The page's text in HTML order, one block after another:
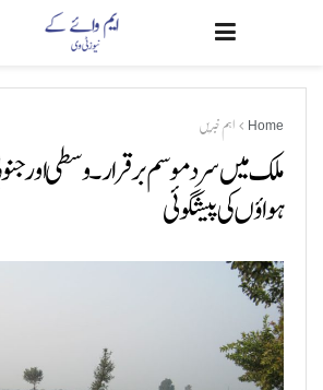
Home اہم خبریں
ملک میں سرد موسم برقرار۔ وسطی اور
ہواؤں کی پیشگوئی